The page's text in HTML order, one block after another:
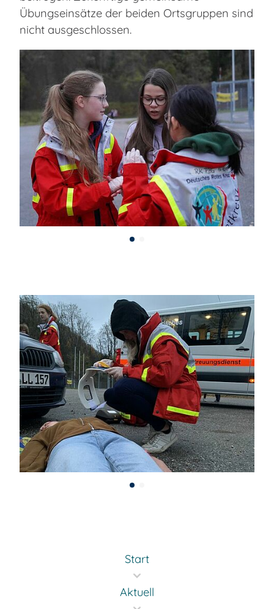
Übungseinsätze der beiden Ortsgruppen sind
nicht ausgeschlossen.
Start
Aktuell